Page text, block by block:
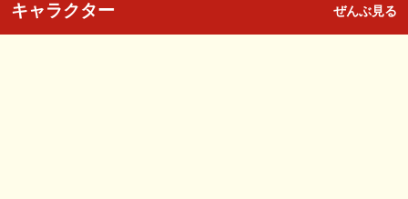
キャラクター ぜんぶ見る